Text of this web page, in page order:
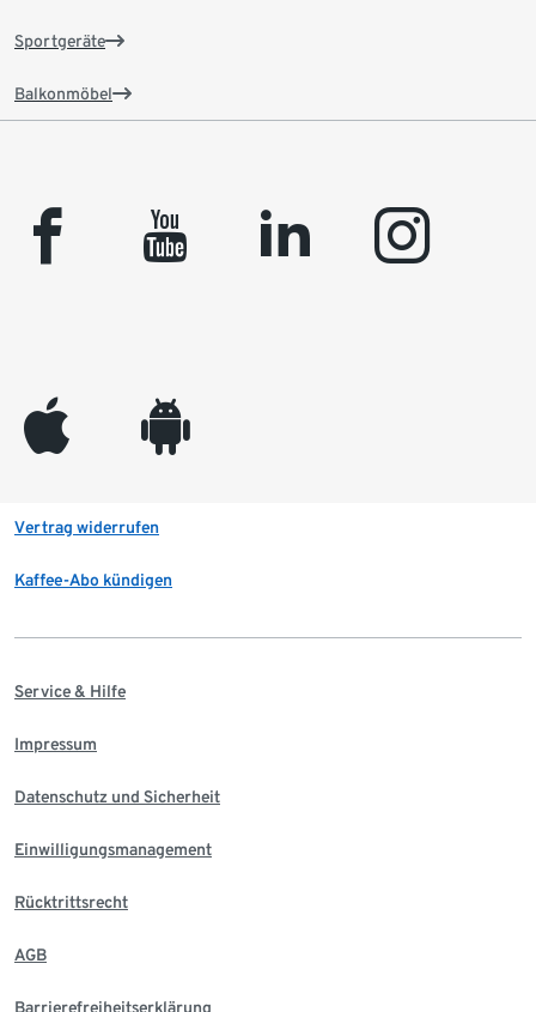
Sportgeräte
Balkonmöbel
facebook youtube linkedin instagram
appleinc android
Vertrag widerrufen
Kaffee-Abo kündigen
Service & Hilfe
Impressum
Datenschutz und Sicherheit
Einwilligungsmanagement
Rücktrittsrecht
AGB
Barrierefreiheitserklärung